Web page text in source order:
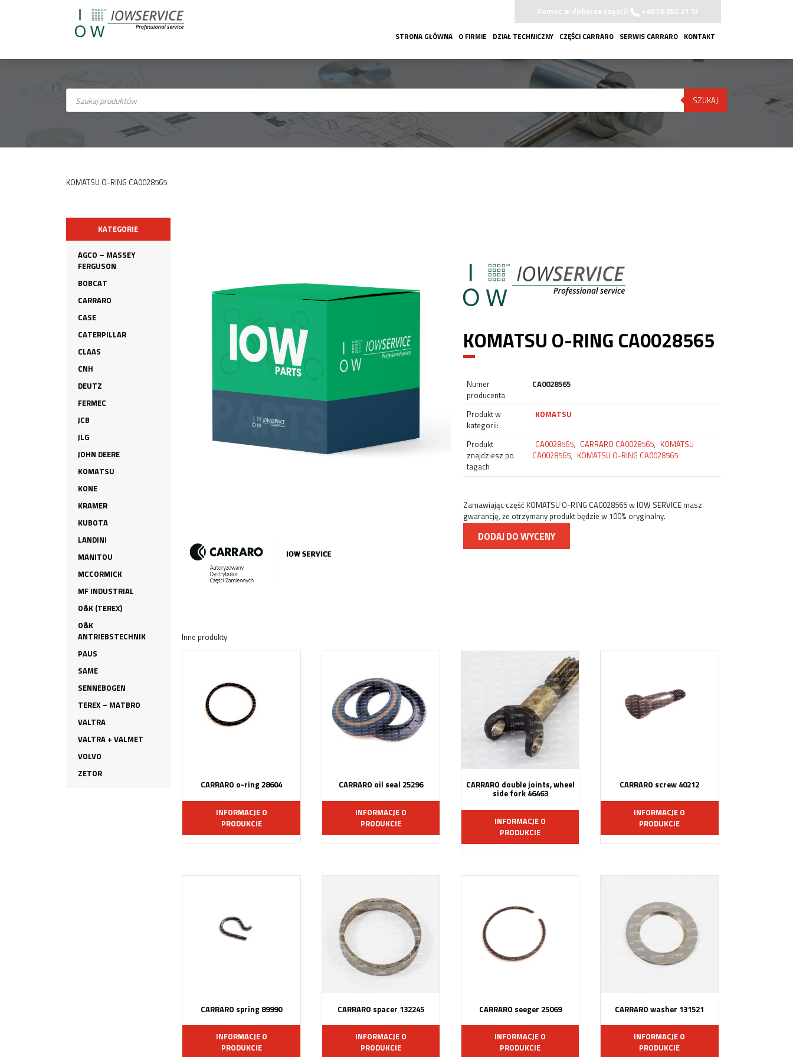
Pomoc w doborze części! +48 76 852 21 17
STRONA GŁÓWNA O FIRMIE DZIAŁ TECHNICZNY CZĘŚCI CARRARO SERWIS CARRARO KONTAKT
Wyszukiwarka
produktów SZUKAJ
KOMATSU O-RING CA0028565
KATEGORIE
AGCO – MASSEY
FERGUSON
BOBCAT
CARRARO
CASE
CATERPILLAR
CLAAS
CNH
DEUTZ
FERMEC
JCB
JLG
JOHN DEERE
KOMATSU
KONE
KRAMER
KUBOTA
LANDINI
MANITOU
MCCORMICK
MF INDUSTRIAL
O&K (TEREX)
O&K
ANTRIEBSTECHNIK
PAUS
SAME
SENNEBOGEN
TEREX – MATBRO
VALTRA
VALTRA + VALMET
VOLVO
ZETOR
KOMATSU O-RING CA0028565
Numer
producenta
CA0028565
Produkt w
kategorii:
KOMATSU
Produkt
znajdziesz po
tagach
CA0028565, CARRARO CA0028565, KOMATSU
CA0028565, KOMATSU O-RING CA0028565
Zamawiając część KOMATSU O-RING CA0028565 w IOW SERVICE masz
gwarancję, że otrzymany produkt będzie w 100% oryginalny.
DODAJ DO WYCENY
Inne produkty
CARRARO o-ring 28604
INFORMACJE O
PRODUKCIE
CARRARO oil seal 25296
INFORMACJE O
PRODUKCIE
CARRARO double joints, wheel
side fork 46463
INFORMACJE O
PRODUKCIE
CARRARO screw 40212
INFORMACJE O
PRODUKCIE
CARRARO spring 89990
INFORMACJE O
PRODUKCIE
CARRARO spacer 132245
INFORMACJE O
PRODUKCIE
CARRARO seeger 25069
INFORMACJE O
PRODUKCIE
CARRARO washer 131521
INFORMACJE O
PRODUKCIE